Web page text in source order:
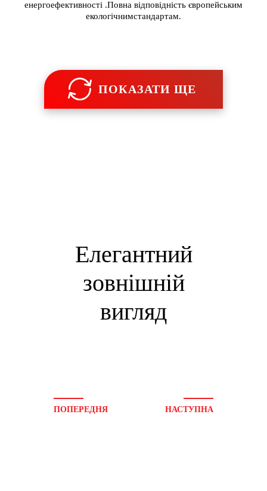
енергоефективності .Повна відповідність європейським
екологічнимстандартам.
ПОКАЗАТИ ЩЕ
Елегантний
зовнішній
вигляд
ПОПЕРЕДНЯ НАСТУПНА